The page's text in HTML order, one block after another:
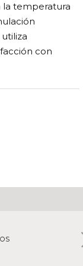
la temperatura
con